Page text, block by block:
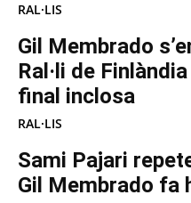
RAL·LIS
Gil Membrado
Ral·li de
final inclosa
RAL·LIS
Sami Pajari
Gil Membrado fa